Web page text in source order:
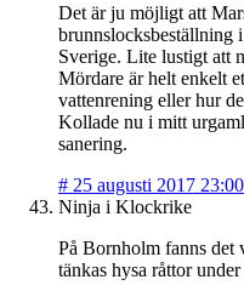
Det är ju möjligt att
brunnslocksbeställning
Sverige. Lite lustigt att
Mördare är helt enkelt
vattenrening eller hur
Kollade nu i mitt
sanering.
# 25 augusti 2017 23:00
Ninja i Klockrike
På Bornholm fanns
tänkas hysa råttor